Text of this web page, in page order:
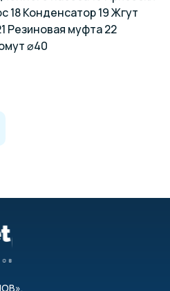
18 Конденсатор 19 Жгут
Резиновая муфта 22
⌀40
разобранным
скиммер-фильтров
,